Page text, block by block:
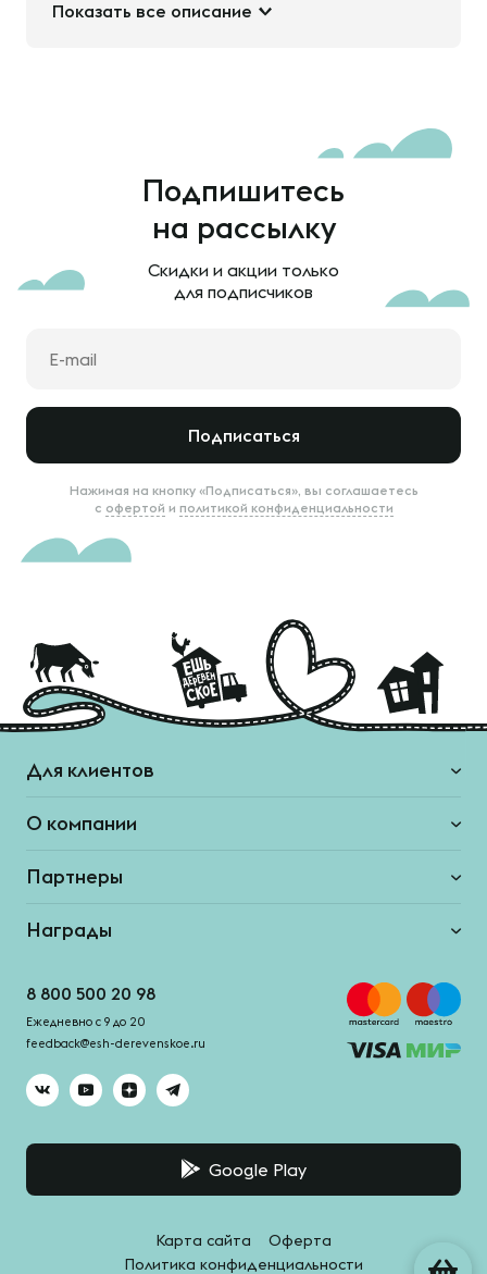
Показать все описание
Подпишитесь
на рассылку
Скидки и акции только
для подписчиков
Подписаться
Нажимая на кнопку «Подписаться», вы соглашаетесь
с офертой и политикой конфиденциальности
Для клиентов
О компании
Партнеры
Награды
8 800 500 20 98
Ежедневно с 9 до 20
feedback@esh-derevenskoe.ru
Google Play
Карта сайта
Оферта
Политика конфиденциальности